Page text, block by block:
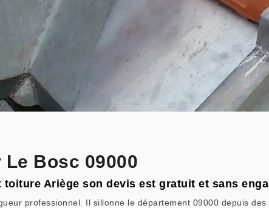
Bosc 09000
Ariège son devis est gratuit et sans
professionnel. Il sillonne le département 09000 depuis